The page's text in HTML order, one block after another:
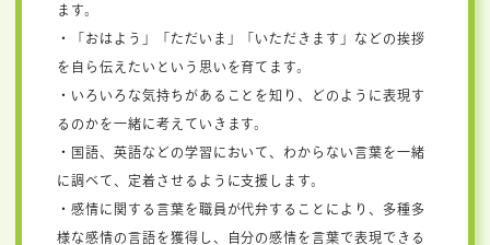
ます。
・「おはよう」「ただいま」「いただきます」などの挨拶
を自ら伝えたいという思いを育てます。
・いろいろな気持ちがあることを知り、どのように表現す
るのかを一緒に考えていきます。
・国語、英語などの学習において、わからない言葉を一緒
に調べて、定着させるように支援します。
・感情に関する言葉を職員が代弁することにより、多種多
様な感情の言語を獲得し、自分の感情を言葉で表現できる